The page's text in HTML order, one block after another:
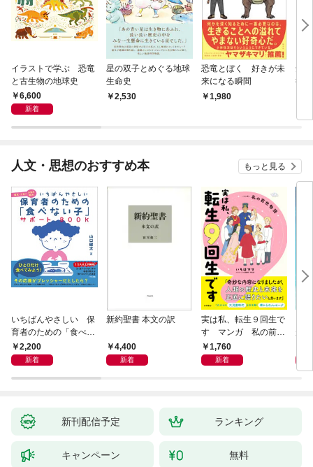
イラストで学ぶ 恐竜
と古生物の地球史
6,600
新着
星の双子とめぐる地球
生命史
2,530
恐竜とぼく 好きが未
来になる瞬間
1,980
知
行
人文・思想のおすすめ本 もっと見る
いちばんやさしい 保
育者のための「食べな
い子」サポートＢＯＯ
Ｋ 偏食・少食のお悩
2,200
新着
新約聖書 本文の訳
4,400
新着
実は私、転生９回生で
す マンガ 私の前世
物語1,760
新着
が
新刊配信予定 ランキング
キャンペーン 無料